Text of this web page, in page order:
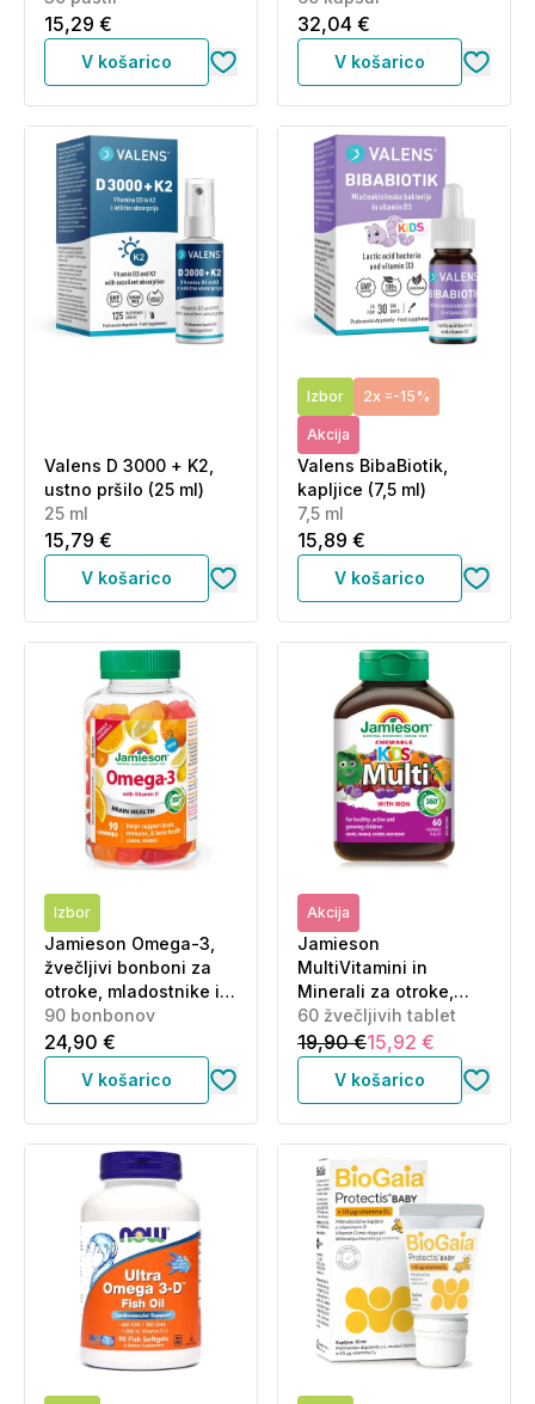
15,29 €
V košarico
32,04 €
V košarico
Valens D 3000 + K2,
ustno pršilo (25 ml)
25 ml
15,79 €
V košarico
Izbor 2x =-15%
Akcija
Valens BibaBiotik,
kapljice (7,5 ml)
7,5 ml
15,89 €
V košarico
Izbor
Jamieson Omega-3,
žvečljivi bonboni za
otroke, mladostnike in
odrasle (90 bonbonov)
90 bonbonov
24,90 €
V košarico
Akcija
Jamieson
MultiVitamini in
Minerali za otroke,
žvečljive tablete v
obliki živali (60 tablet)
60 žvečljivih tablet
19,90 €15,92 €
V košarico